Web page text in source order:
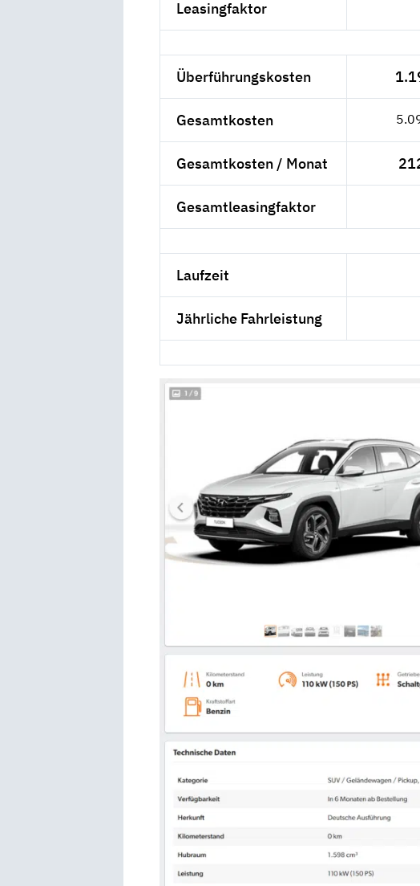
Leasingfaktor
Überführungskosten
Gesamtkosten
Gesamtkosten / Monat
Gesamtleasingfaktor
Laufzeit
Jährliche Fahrleistung